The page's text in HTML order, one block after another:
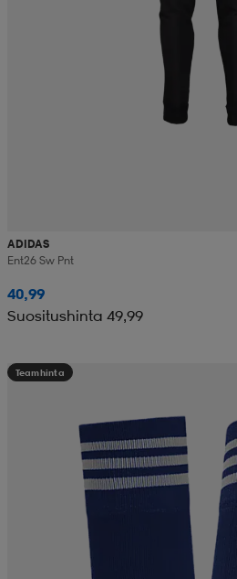
ADIDAS
Ent26 Sw Pnt
40,99
Suositushinta 49,99
Teamhinta